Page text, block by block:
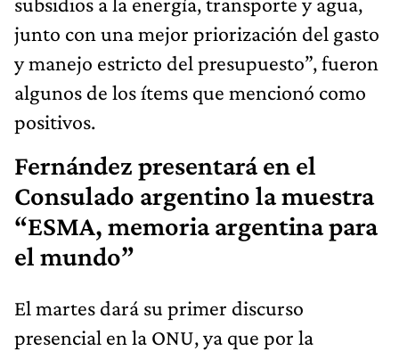
junto con una mejor priorización del gasto
y manejo estricto del presupuesto”, fueron
algunos de los ítems que mencionó como
positivos.
Fernández presentará en el
Consulado argentino la muestra
“ESMA, memoria argentina para
el mundo”
El martes dará su primer discurso
presencial en la ONU, ya que por la